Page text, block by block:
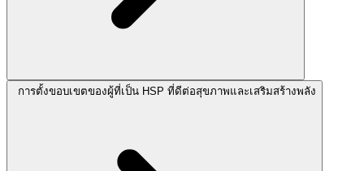
การตั้งขอบเขตของผู้ที่เป็น HSP ที่ดีต่อสุขภาพและเสริมสร้างพลัง